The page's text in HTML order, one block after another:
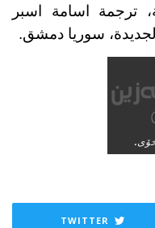
ترجمة اسامة اسبر
TWITTER